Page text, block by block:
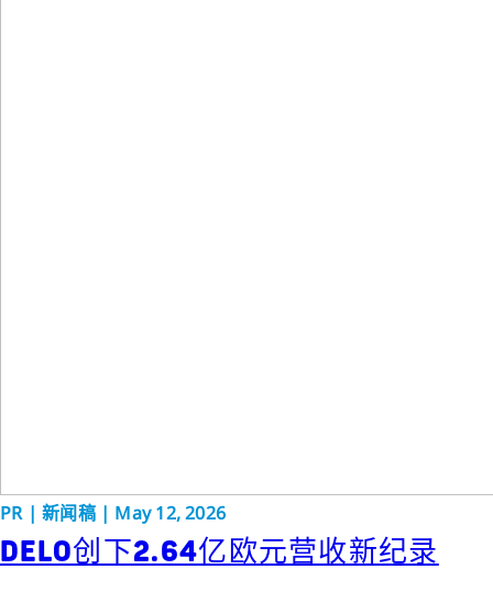
PR |新闻稿 | May 12, 2026
DELO创下2.64亿欧元营收新纪录